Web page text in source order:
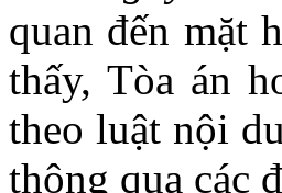
quan đến mặt
thấy, Tòa án
theo luật nội
thông qua các